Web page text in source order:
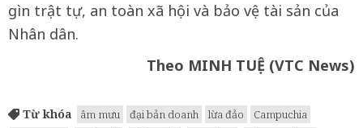
gìn trật tự, an toàn xã hội và bảo vệ tài sản của
Nhân dân.
Theo MINH TUỆ (VTC News)
Từ khóa âm mưu đại bản doanh lừa đảo
Campuchia